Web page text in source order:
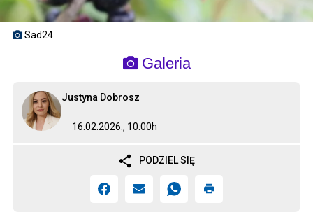
Sad24
Galeria
16.02.2026., 10:00h
Justyna Dobrosz
PODZIEL SIĘ